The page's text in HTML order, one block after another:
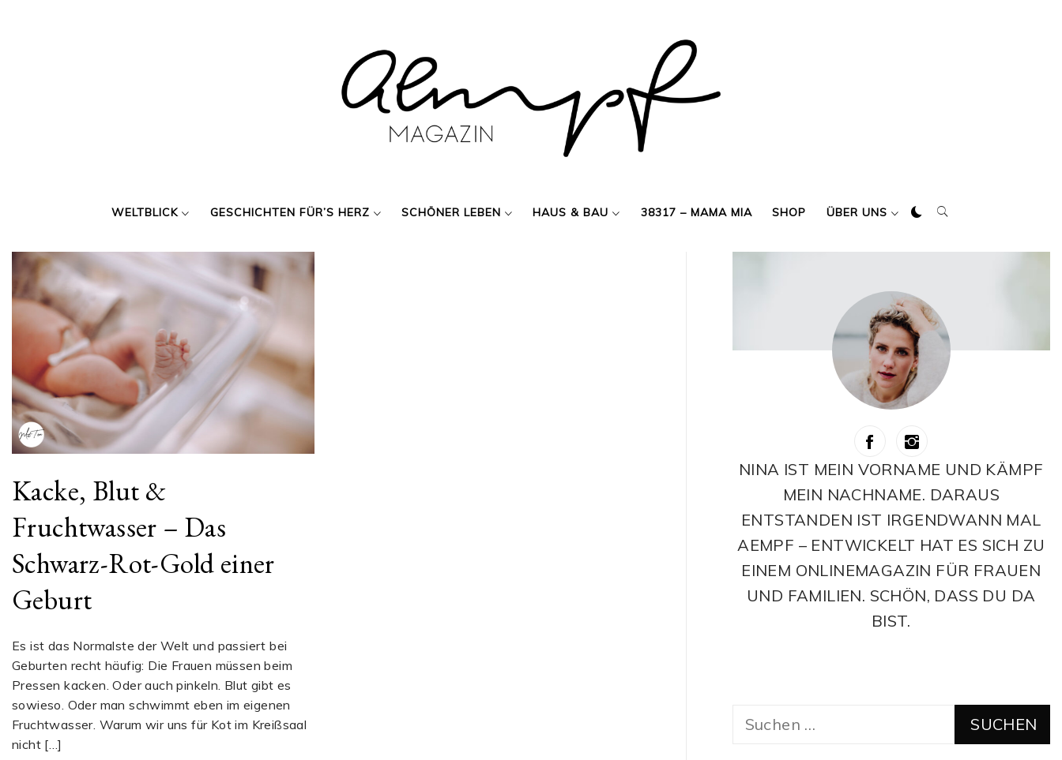
WELTBLICK GESCHICHTEN FÜR’S HERZ SCHÖNER LEBEN HAUS & BAU 38317 – MAMA MIA SHOP ÜBER UNS
Kacke, Blut &
Fruchtwasser – Das
Schwarz-Rot-Gold einer
Geburt
Es ist das Normalste der Welt und passiert bei
Geburten recht häufig: Die Frauen müssen beim
Pressen kacken. Oder auch pinkeln. Blut gibt es
sowieso. Oder man schwimmt eben im eigenen
Fruchtwasser. Warum wir uns für Kot im Kreißsaal
nicht […]
NINA IST MEIN VORNAME UND KÄMPF
MEIN NACHNAME. DARAUS
ENTSTANDEN IST IRGENDWANN MAL
AEMPF – ENTWICKELT HAT ES SICH ZU
EINEM ONLINEMAGAZIN FÜR FRAUEN
UND FAMILIEN. SCHÖN, DASS DU DA
BIST.
Suchen